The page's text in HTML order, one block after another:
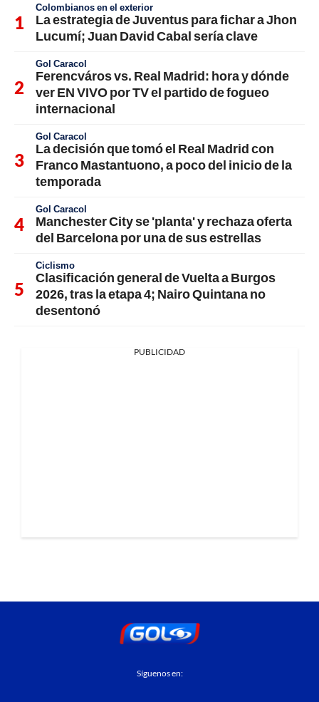
Colombianos en el exterior
La estrategia de Juventus para fichar a Jhon
Lucumí; Juan David Cabal sería clave
Gol Caracol
Ferencváros vs. Real Madrid: hora y dónde
ver EN VIVO por TV el partido de fogueo
internacional
Gol Caracol
La decisión que tomó el Real Madrid con
Franco Mastantuono, a poco del inicio de la
temporada
Gol Caracol
Manchester City se 'planta' y rechaza oferta
del Barcelona por una de sus estrellas
Ciclismo
Clasificación general de Vuelta a Burgos
2026, tras la etapa 4; Nairo Quintana no
desentonó
PUBLICIDAD
Síguenos en: